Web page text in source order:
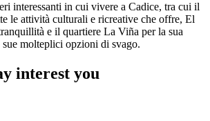
interessanti in cui vivere a Cadice, tra cui il
le attività culturali e ricreative che offre, El
e il quartiere La Viña per la sua
molteplici opzioni di svago.
interest you